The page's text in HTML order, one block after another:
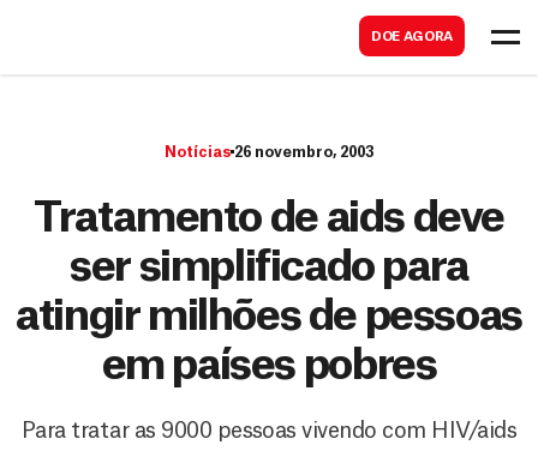
DOE AGORA
Notícias 26 novembro, 2003
Tratamento de aids deve
ser simplificado para
atingir milhões de pessoas
em países pobres
Para tratar as 9000 pessoas vivendo com HIV/aids
a